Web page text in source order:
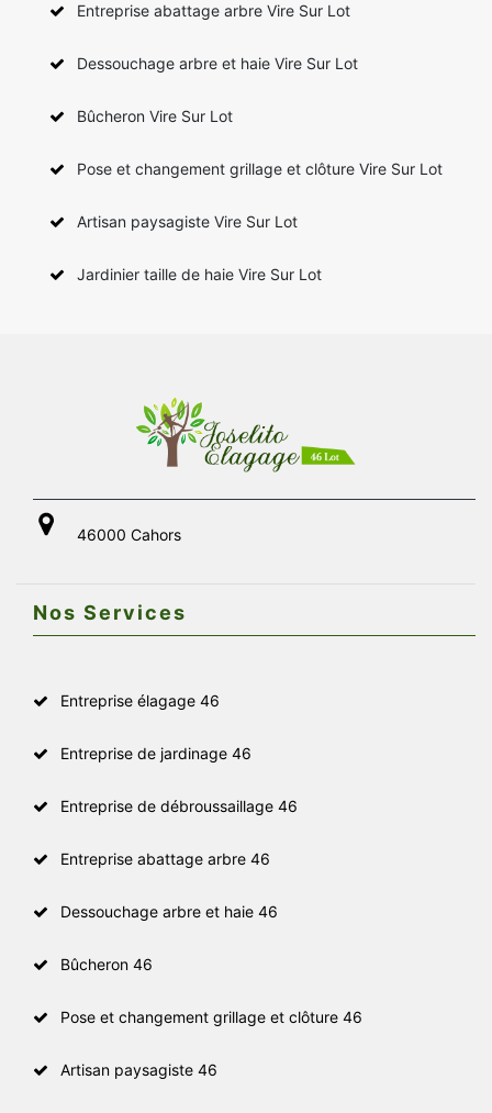
Entreprise abattage arbre Vire Sur Lot
Dessouchage arbre et haie Vire Sur Lot
Bûcheron Vire Sur Lot
Pose et changement grillage et clôture Vire Sur Lot
Artisan paysagiste Vire Sur Lot
Jardinier taille de haie Vire Sur Lot
46000 Cahors
Nos Services
Entreprise élagage 46
Entreprise de jardinage 46
Entreprise de débroussaillage 46
Entreprise abattage arbre 46
Dessouchage arbre et haie 46
Bûcheron 46
Pose et changement grillage et clôture 46
Artisan paysagiste 46